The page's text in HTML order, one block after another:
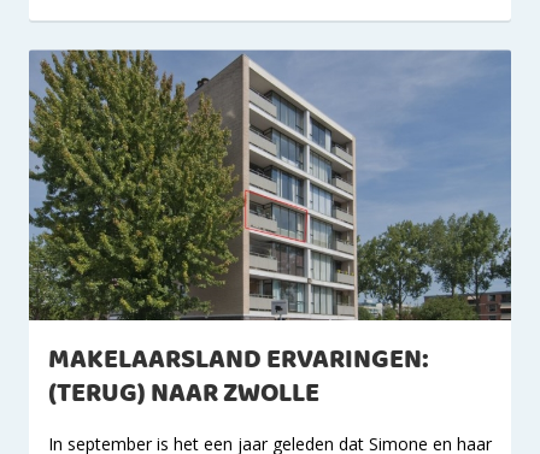
MAKELAARSLAND ERVARINGEN:
(TERUG) NAAR ZWOLLE
In september is het een jaar geleden dat Simone en haar